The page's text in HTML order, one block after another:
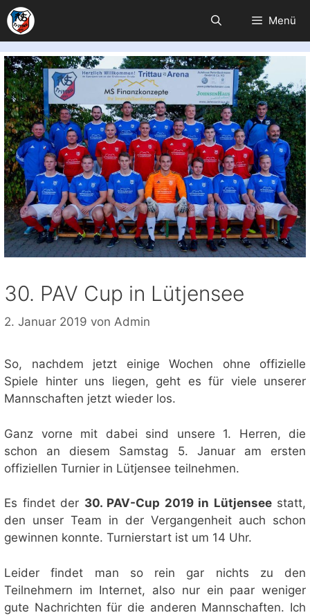
Zum
Inhalt
springen
Menü
30. PAV Cup in Lütjensee
2. Januar 2019 von Admin
So, nachdem jetzt einige Wochen ohne offizielle
Spiele hinter uns liegen, geht es für viele unserer
Mannschaften jetzt wieder los.
Ganz vorne mit dabei sind unsere 1. Herren, die
schon an diesem Samstag 5. Januar am ersten
offiziellen Turnier in Lütjensee teilnehmen.
Es findet der 30. PAV-Cup 2019 in Lütjenseestatt,
den unser Team in der Vergangenheit auch schon
gewinnen konnte. Turnierstart ist um 14 Uhr.
Leider findet man so rein gar nichts zu den
Teilnehmern im Internet, also nur ein paar weniger
gute Nachrichten für die anderen Mannschaften. Ich